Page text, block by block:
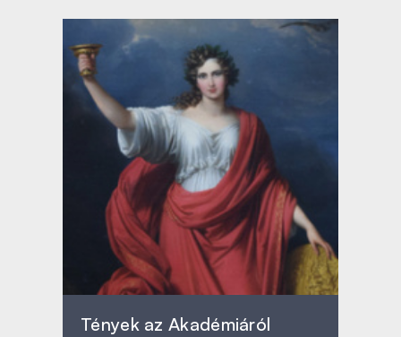
Tények az Akadémiáról